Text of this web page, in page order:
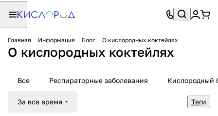
Главная Информация Блог О кислородных коктейлях
О кислородных коктейлях
Все Респираторные заболевания Кислородный
За все время Теги